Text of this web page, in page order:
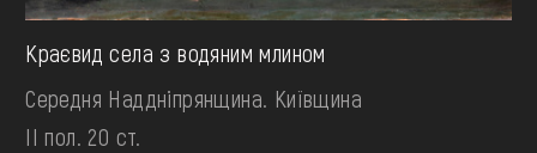
Краєвид села з водяним млином
Середня Наддніпрянщина. Київщина
II пол. 20 ст.